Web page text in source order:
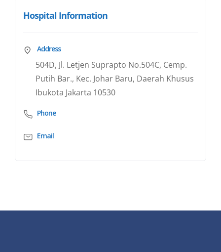
Hospital Information
Address
504D, Jl. Letjen Suprapto No.504C, Cemp.
Putih Bar., Kec. Johar Baru, Daerah Khusus
Ibukota Jakarta 10530
Phone
Email